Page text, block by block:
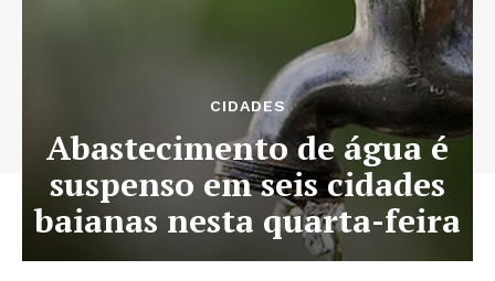
CIDADES
Abastecimento de água é
suspenso em seis cidades
baianas nesta quarta-feira